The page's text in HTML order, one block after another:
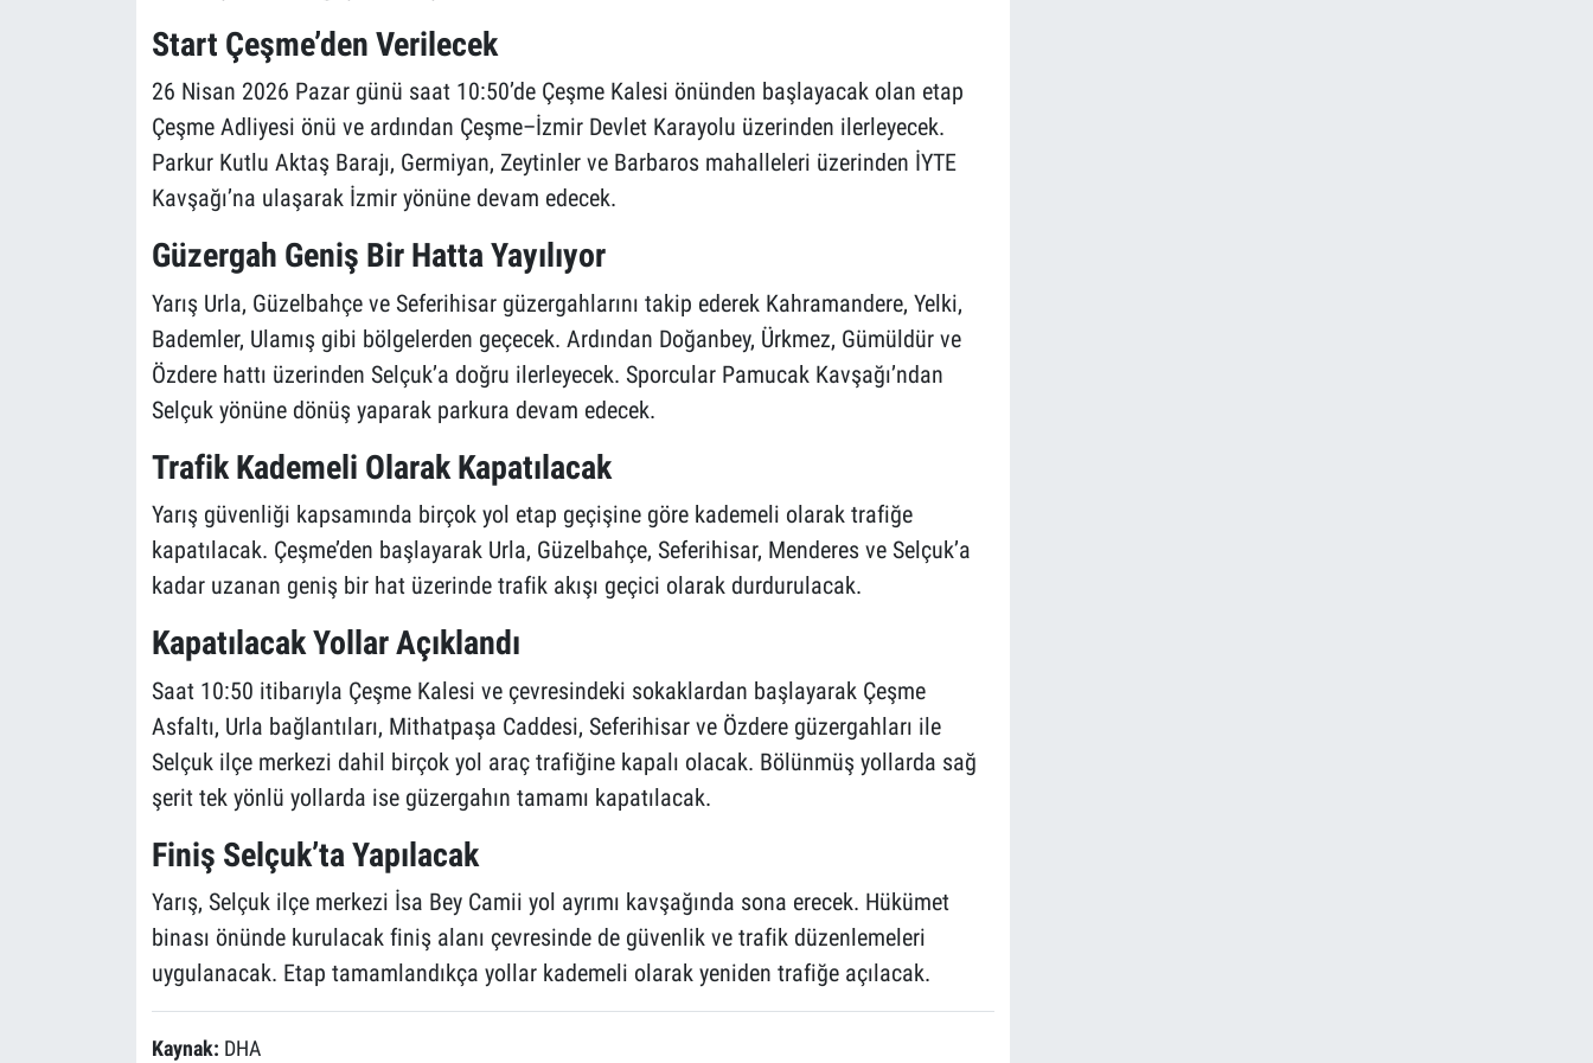
Start Çeşme’den Verilecek
26 Nisan 2026 Pazar günü saat 10:50’de Çeşme Kalesi önünden başlayacak olan etap
Çeşme Adliyesi önü ve ardından Çeşme–İzmir Devlet Karayolu üzerinden ilerleyecek.
Parkur Kutlu Aktaş Barajı, Germiyan, Zeytinler ve Barbaros mahalleleri üzerinden İYTE
Kavşağı’na ulaşarak İzmir yönüne devam edecek.
Güzergah Geniş Bir Hatta Yayılıyor
Yarış Urla, Güzelbahçe ve Seferihisar güzergahlarını takip ederek Kahramandere, Yelki,
Bademler, Ulamış gibi bölgelerden geçecek. Ardından Doğanbey, Ürkmez, Gümüldür ve
Özdere hattı üzerinden Selçuk’a doğru ilerleyecek. Sporcular Pamucak Kavşağı’ndan
Selçuk yönüne dönüş yaparak parkura devam edecek.
Trafik Kademeli Olarak Kapatılacak
Yarış güvenliği kapsamında birçok yol etap geçişine göre kademeli olarak trafiğe
kapatılacak. Çeşme’den başlayarak Urla, Güzelbahçe, Seferihisar, Menderes ve Selçuk’a
kadar uzanan geniş bir hat üzerinde trafik akışı geçici olarak durdurulacak.
Kapatılacak Yollar Açıklandı
Saat 10:50 itibarıyla Çeşme Kalesi ve çevresindeki sokaklardan başlayarak Çeşme
Asfaltı, Urla bağlantıları, Mithatpaşa Caddesi, Seferihisar ve Özdere güzergahları ile
Selçuk ilçe merkezi dahil birçok yol araç trafiğine kapalı olacak. Bölünmüş yollarda sağ
şerit tek yönlü yollarda ise güzergahın tamamı kapatılacak.
Finiş Selçuk’ta Yapılacak
Yarış, Selçuk ilçe merkezi İsa Bey Camii yol ayrımı kavşağında sona erecek. Hükümet
binası önünde kurulacak finiş alanı çevresinde de güvenlik ve trafik düzenlemeleri
uygulanacak. Etap tamamlandıkça yollar kademeli olarak yeniden trafiğe açılacak.
Kaynak: DHA